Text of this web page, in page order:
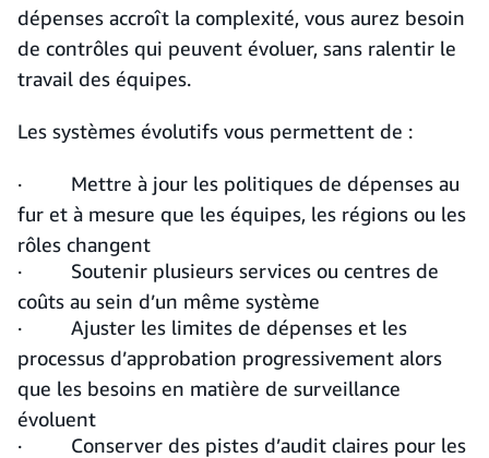
dépenses accroît la complexité, vous aurez besoin
de contrôles qui peuvent évoluer, sans ralentir le
travail des équipes.
Les systèmes évolutifs vous permettent de :
· Mettre à jour les politiques de dépenses au
fur et à mesure que les équipes, les régions ou les
rôles changent
· Soutenir plusieurs services ou centres de
coûts au sein d’un même système
· Ajuster les limites de dépenses et les
processus d’approbation progressivement alors
que les besoins en matière de surveillance
évoluent
· Conserver des pistes d’audit claires pour les